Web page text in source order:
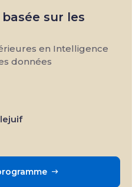
sur les
en Intelligence
données